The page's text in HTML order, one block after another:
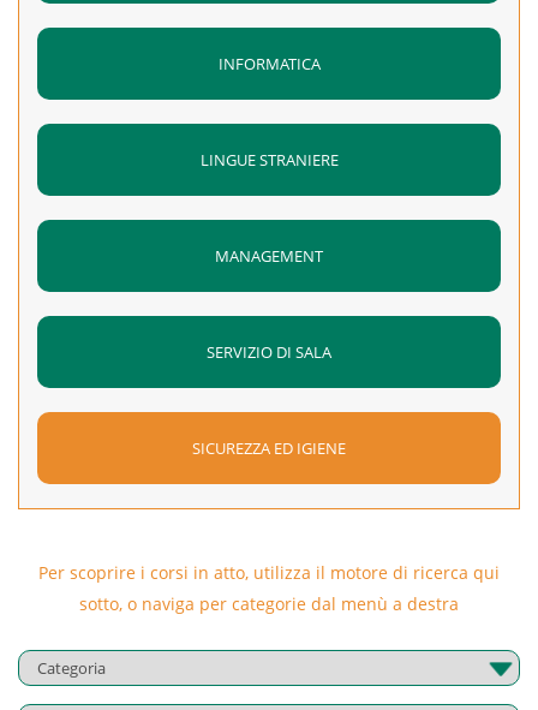
INFORMATICA
LINGUE STRANIERE
MANAGEMENT
SERVIZIO DI SALA
SICUREZZA ED IGIENE
Per scoprire i corsi in atto, utilizza il motore di ricerca qui
sotto, o naviga per categorie dal menù a destra